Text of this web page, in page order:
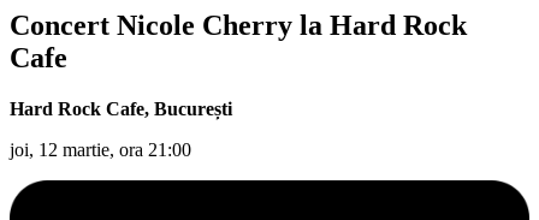
Concert Nicole Cherry la Hard Rock
Cafe
Hard Rock Cafe, București
joi, 12 martie, ora 21:00